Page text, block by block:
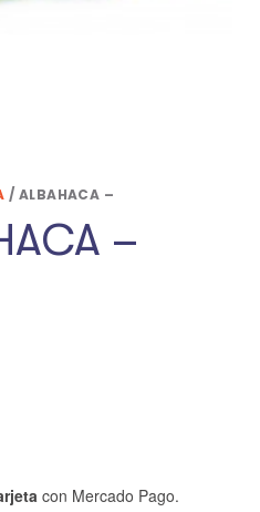
/ ALBAHACA –
–
con Mercado Pago.